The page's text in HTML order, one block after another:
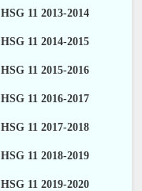
HSG 11 2013-2014
HSG 11 2014-2015
HSG 11 2015-2016
HSG 11 2016-2017
HSG 11 2017-2018
HSG 11 2018-2019
HSG 11 2019-2020